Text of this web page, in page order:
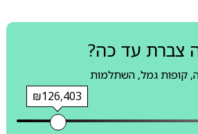
צברת עד כה?
קופות גמל, השתלמות
₪126,403